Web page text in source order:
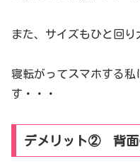
また、サイズもひと回り
寝転がってスマホする
す・・・
デメリット② 背面